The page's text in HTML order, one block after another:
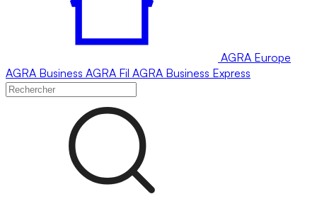
AGRA Europe
AGRA Business AGRA Fil AGRA Business Express